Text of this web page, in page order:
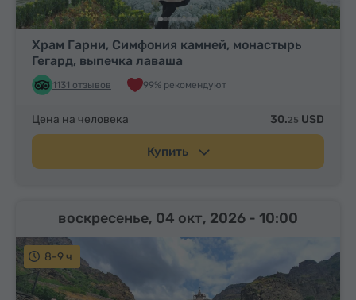
Храм Гарни, Симфония камней, монастырь
Гегард, выпечка лаваша
1131 отзывов 99% рекомендуют
Цена на человека 30.25 USD
Купить
8-9 ч
воскресенье, 04 окт, 2026 - 10:00